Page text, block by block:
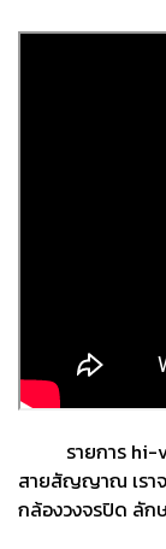
รายการ hi-
สายสัญญาณ เรา
กล้องวงจรปิด ลั